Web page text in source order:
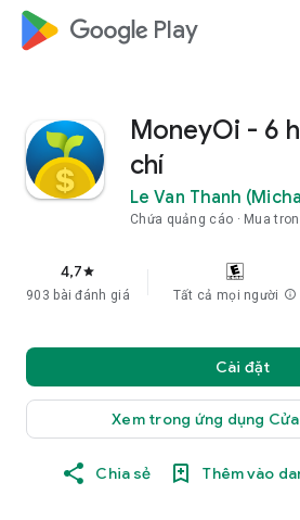
google_logo Play
MoneyOi - 6
chí
Le Van Thanh
Chứa quảng cáo Mua
4,7star
903 bài đánh giá Tất cả mọi người info
Cài đặt
Xem trong ứng dụng
Chia sẻ Thêm vào